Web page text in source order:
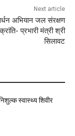
Next article
अभियान जल संरक्षण
प्रभारी मंत्री श्री
सिलावट
स्वास्थ्य शिवीर